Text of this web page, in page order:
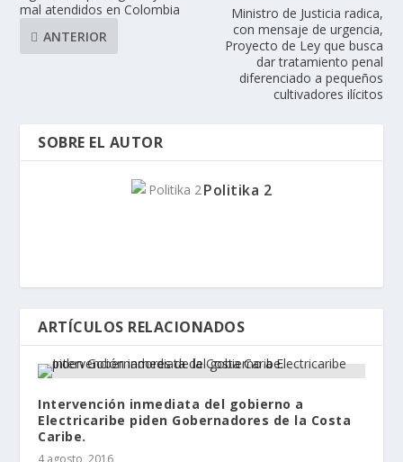
mal atendidos en Colombia
ANTERIOR
Ministro de Justicia radica,
con mensaje de urgencia,
Proyecto de Ley que busca
dar tratamiento penal
diferenciado a pequeños
cultivadores ilícitos
SOBRE EL AUTOR
Politika 2
ARTÍCULOS RELACIONADOS
Intervención inmediata del gobierno a
Electricaribe piden Gobernadores de la Costa
Caribe.